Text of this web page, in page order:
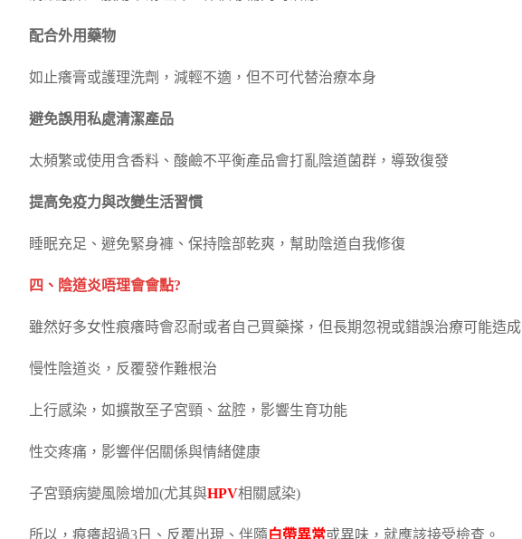
配合外用藥物
如止癢膏或護理洗劑，減輕不適，但不可代替治療本身
避免誤用私處清潔產品
太頻繁或使用含香料、酸鹼不平衡產品會打亂陰道菌群，導致復發
提高免疫力與改變生活習慣
睡眠充足、避免緊身褲、保持陰部乾爽，幫助陰道自我修復
四、陰道炎唔理會會點?
雖然好多女性痕癢時會忍耐或者自己買藥搽，但長期忽視或錯誤治療可能造成
慢性陰道炎，反覆發作難根治
上行感染，如擴散至子宮頸、盆腔，影響生育功能
性交疼痛，影響伴侶關係與情緒健康
子宮頸病變風險增加(尤其與HPV相關感染)
所以，痕癢超過3日、反覆出現、伴隨 白帶異常或異味，就應該接受檢查。